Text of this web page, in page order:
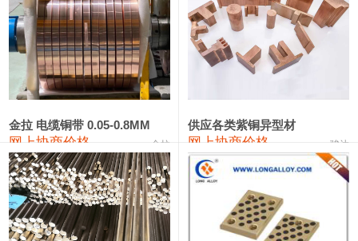
磷铜合金 110,800—117,600 114,200 400
无氧铜丝(硬) 109,710—110,010 109,860
R410A专用紫铜管 113,700—113,700
铸造铝合金锭(A380） 26,300—26,500 26,400 100
铝合金ADC12 24,200—24,400 100
铸造铝合金锭(ZL102) 24,300—24,500 24,400
金拉 电缆铜带 0.05-0.8MM
网上协商价格 金拉
供应各类紫铜异型材
网上协商价格 骏达